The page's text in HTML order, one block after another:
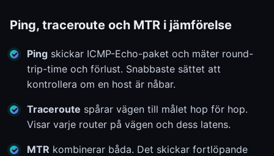
Ping, traceroute och MTR i jämförelse
Ping skickar ICMP-Echo-paket och mäter round-
trip-time och förlust. Snabbaste sättet att
kontrollera om en host är nåbar.
Traceroute spårar vägen till målet hop för hop.
Visar varje router på vägen och dess latens.
MTR kombinerar båda. Det skickar fortlöpande